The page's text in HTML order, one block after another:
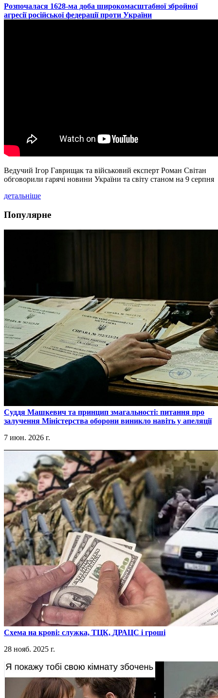
​Розпочалася 1628-ма доба широкомасштабної збройної
агресії російської федерації проти України
Ведучий Ігор Гаврищак та військовий експерт Роман Світан
обговорили гарячі новини України та світу станом на 9 серпня
детальніше
Популярне
​Суддя Машкевич та принцип змагальності: питання про
залучення Міністерства оборони виникло навіть у апеляції
7 июн. 2026 г.
​Схема на крові: служка, ТЦК, ДРАЦС і гроші
28 нояб. 2025 г.